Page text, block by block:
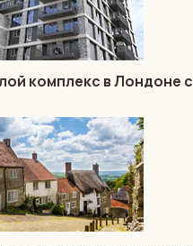
комплекс в Лондоне